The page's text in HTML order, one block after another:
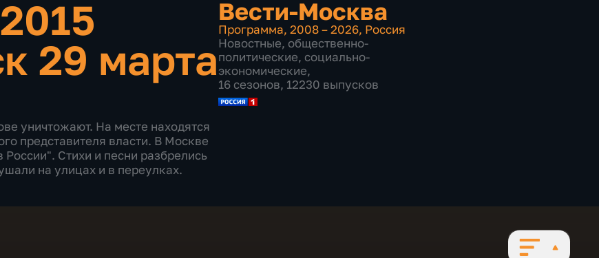
29 марта
уничтожают. На месте находятся
представителя власти. В Москве
Стихи и песни разбрелись
на улицах и в переулках.
Вести-Москва
Программа, 2008 – 2026, Россия
Новостные, общественно-
политические, социально-
экономические,
16 сезонов, 12230 выпусков